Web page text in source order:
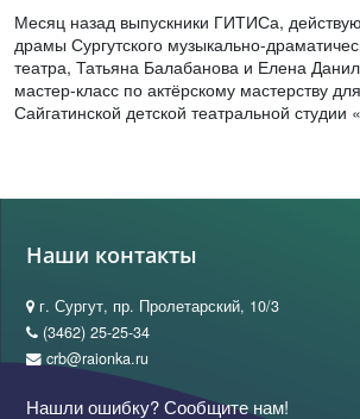
Месяц назад выпускники ГИТИСа,
драмы Сургутского музыкально-
театра, Татьяна Балабанова и Елена
мастер-класс по актёрскому мастерству
Сайгатинской детской театральной студии
Наши контакты
г. Сургут, пр. Пролетарский, 10/3
(3462) 25-25-34
crb@raionka.ru
Нашли ошибку? Сообщите нам!